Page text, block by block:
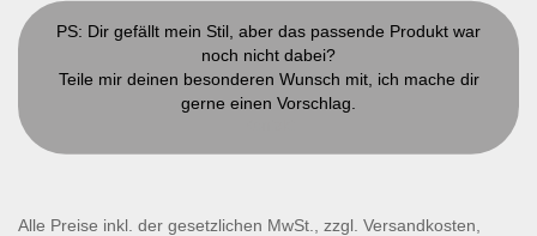
PS: Dir gefällt mein Stil, aber das passende Produkt war
noch nicht dabei?
Teile mir deinen besonderen Wunsch mit, ich mache dir
gerne einen Vorschlag.
Alle Preise inkl. der gesetzlichen MwSt., zzgl. Versandkosten,